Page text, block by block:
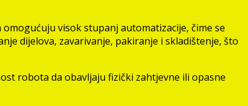
visok stupanj automatizacije, čime se
dijelova, zavarivanje, pakiranje i skladištenje, što
robota da obavljaju fizički zahtjevne ili opasne